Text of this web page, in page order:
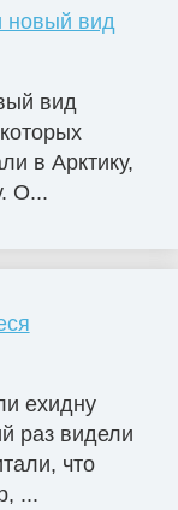
новый вид
вид
в Арктику,
О...
ехидну
раз видели
что
...